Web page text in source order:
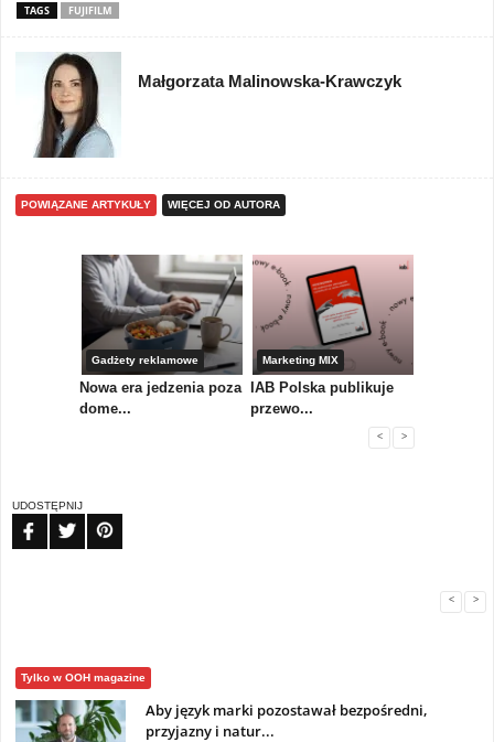
TAGS FUJIFILM
Małgorzata Malinowska-Krawczyk
POWIĄZANE ARTYKUŁY WIĘCEJ OD AUTORA
Gadżety reklamowe
Nowa era jedzenia poza
dome...
Marketing MIX
IAB Polska publikuje
przewo...
< >
UDOSTĘPNIJ
< >
Tylko w OOH magazine
Aby język marki pozostawał bezpośredni,
przyjazny i natur...